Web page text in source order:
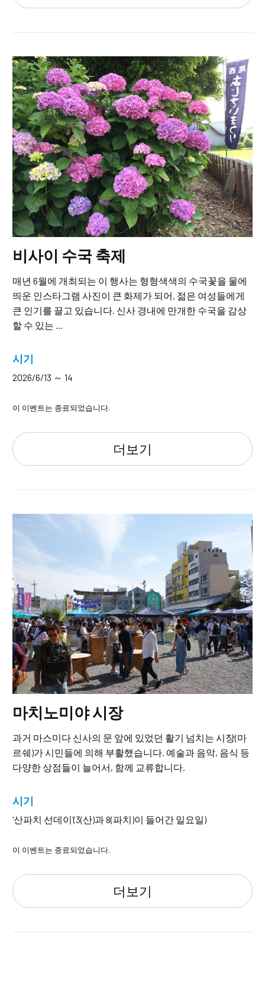
비사이 수국 축제
매년 6월에 개최되는 이 행사는 형형색색의 수국꽃을 물에
띄운 인스타그램 사진이 큰 화제가 되어, 젊은 여성들에게
큰 인기를 끌고 있습니다. 신사 경내에 만개한 수국을 감상
할 수 있는 ...
시기
2026/6/13 ～ 14
이 이벤트는 종료되었습니다.
더보기
마치노미야 시장
과거 마스미다 신사의 문 앞에 있었던 활기 넘치는 시장(마
르쉐)가 시민들에 의해 부활했습니다. 예술과 음악, 음식 등
다양한 상점들이 늘어서, 함께 교류합니다.
시기
'산파치 선데이'(3(산)과 8(파치)이 들어간 일요일)
이 이벤트는 종료되었습니다.
더보기